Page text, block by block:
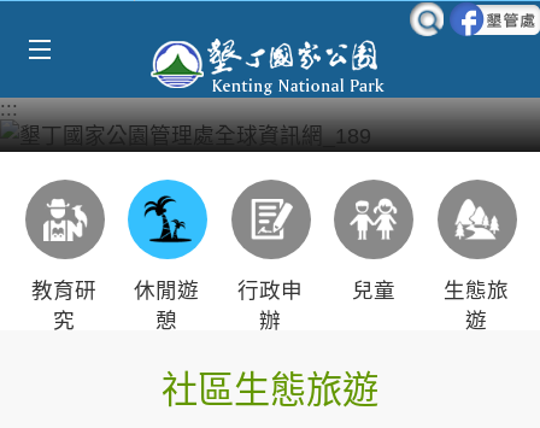
:::
教育研
究
休閒遊
憩
行政申
辦
兒童
生態旅
遊
社區生態旅遊